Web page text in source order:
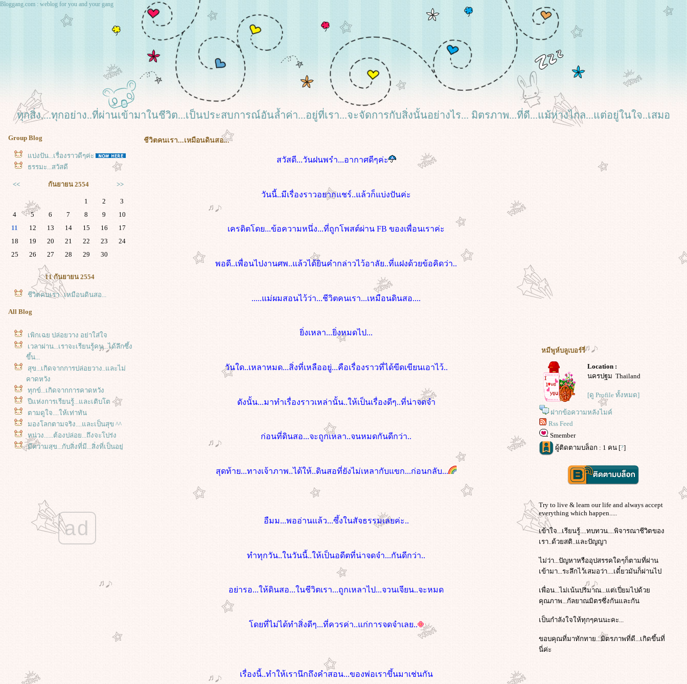
Bloggang.com : weblog for you and your gang
ทุกสิ่ง....ทุกอย่าง..ที่ผ่านเข้ามาในชีวิต...เป็นประสบการณ์อันล้ำค่า...อยู่ที่เรา...จะจัดการกับสิ่งนั้นอย่างไร... มิตรภาพ...ที่ดี...แม้ห่างไกล...แต่อยู่ในใจ..เสมอ
Group Blog
บ่งปัน...เรื่องราวดีๆค่ะ
ธรรมะ...สวัสดี
<< กันยายน 2554 >>
1 2
3
4
5 6 7 8 9
10
11
12 13 14 15 16
17
18
19 20 21 22 23
24
25
26 27 28 29 30
11 กันยายน 2554
ชีวิตคนเรา...เหมือนดินสอ...
All Blog
เพิกเฉย ปล่อยวาง อย่าใส่ใจ
เวลาผ่าน...เราจะเรียนรู้คน...ได้ลึกซึ้ง
ขึ้น...
สุข...เกิดจากการปล่อยวาง..และไม่
คาดหวัง
ทุกข์...เกิดจากการคาดหวัง
ปีแห่งการเรียนรู้...และเติบโต
ตามดูใจ....ให้เท่าทัน
มองโลกตามจริง....และเป็นสุข ^^
หน่วง......ต้องปล่อย...ถึงจะโปร่ง
มีความสุข...กับสิ่งที่มี...สิ่งที่เป็นอยู่
คนที่รอเราอยู่....เสมอมา...กลับไป
ดูแลบ้าง...อะไรบ้าง
อย่าพยายามฝืน..ที่จะเป็น...ที่จะ
ทำ..ในสิ่งที่ไม่ใช่ตัวเรา
สุข..ทุกข์..บางครั้งมันต่างกัน
อดทน..และอดกลั้น บททดสอบ
เปิดโลกใหม่ได้...ด้วยการเดินทาง
ad
ชีวิตคนเรา...เหมือนดินสอ...
สวัสดี...วันฝนพรำ...อากาศดีๆค่ะ
วันนี้..มีเรื่องราวอยากแชร์..แล้วก็แบ่งปันค่ะ
เครดิตโดย...ข้อความหนึ่ง...ที่ถูกโพสต์ผ่าน FB ของเพื่อนเราค่ะ
พอดี..เพื่อนไปงานศพ..แล้วได้ยินคำกล่าวไว้อาลัย..ที่แฝงด้วยข้อคิดว่า..
.....แม่ผมสอนไว้ว่า...ชีวิตคนเรา...เหมือนดินสอ....
ิ่งเหลา...ยิ่งหมดไป...
วันใด..เหลาหมด...สิ่งที่เหลืออยู่...คือเรื่องราวที่ได้ขีดเขียนเอาไว้..
ดังนั้น...มาทำเรื่องราวเหล่านั้น..ให้เป็นเรื่องดีๆ..ที่น่าจดจำ
ก่อนที่ดินสอ...จะถูกเหลา..จนหมดกันดีกว่า..
สุดท้าย...ทางเจ้าภาพ..ได้ให้..ดินสอที่ยังไม่เหลากับแขก...ก่อนกลับ...
อืมม...พออ่านแล้ว...ซึ้งในสัจธรรมเลยค่ะ..
ทำทุกวัน..ในวันนี้..ให้เป็นอดีตที่น่าจดจำ...กันดีกว่า..
อย่ารอ...ให้ดินสอ...ในชีวิตเรา...ถูกเหลาไป...จวนเจียน..จะหมด
ดยที่ไม่ได้ทำสิ่งดีๆ...ที่ควรค่า..แก่การจดจำเลย..
เรื่องนี้..ทำให้เรานึกถึงคำสอน...ของพ่อเราขึ้นมาเช่นกัน
หมีพูห์บลูเบอร์รี่
Location :
นครปฐม Thailand
[ดู Profile ทั้งหมด]
ฝากข้อความหลังไมค์
Rss Feed
Smember
ผู้ติดตามบล็อก : 1 คน [?]
Try to live & learn our life and always accept
everything which happen.....
เข้าใจ...เรียนรู้....ทบทวน....พิจารณาชีวิตของ
เรา..ด้วยสติ..และปัญญา
ไม่ว่า...ปัญหาหรืออุปสรรคใดๆก็ตามที่ผ่าน
เข้ามา...ระลึกไว้เสมอว่า....เดี๋ยวมันก็ผ่านไป
เพื่อน...ไม่เน้นปริมาณ...แต่เปี่ยมไปด้ว
คุณภาพ...กัลยาณมิตรซึ่งกันและกัน
เป็นกำลังใจให้ทุกๆคนนะคะ...
ขอบคุณที่มาทักทาย...มิตรภาพที่ดี...เกิดขึ้นที่
นี่ค่ะ